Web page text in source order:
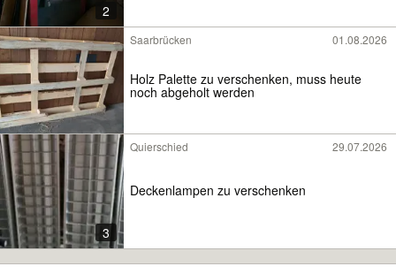
2
Saarbrücken 01.08.2026
Holz Palette zu verschenken, muss heute
noch abgeholt werden
3
Quierschied 29.07.2026
Deckenlampen zu verschenken